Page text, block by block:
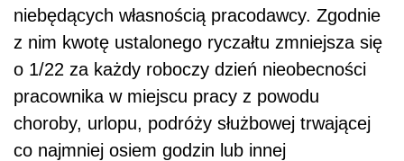
niebędących własnością pracodawcy. Zgodnie
z nim kwotę ustalonego ryczałtu zmniejsza się
o 1/22 za każdy roboczy dzień nieobecności
pracownika w miejscu pracy z powodu
choroby, urlopu, podróży służbowej trwającej
co najmniej osiem godzin lub innej